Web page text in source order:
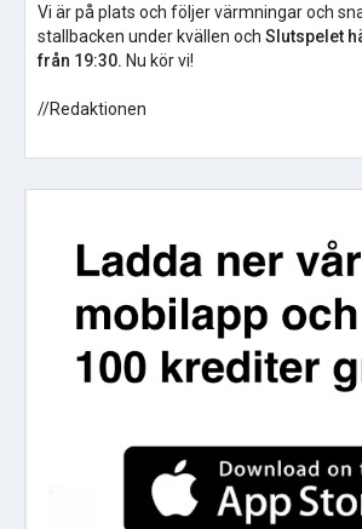
Vi är på plats och följer värmningar och
stallbacken under kvällen och Slutspelet
från 19:30. Nu kör vi!
//Redaktionen